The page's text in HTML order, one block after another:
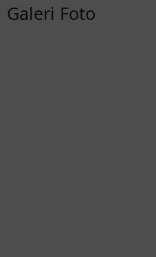
Galeri Foto